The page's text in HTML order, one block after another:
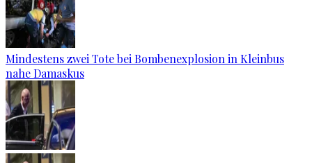
Mindestens zwei Tote bei Bombenexplosion in Kleinbus
nahe Damaskus